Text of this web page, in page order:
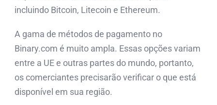
incluindo Bitcoin, Litecoin e Ethereum.
A gama de métodos de pagamento no
Binary.com é muito ampla. Essas opções variam
entre a UE e outras partes do mundo, portanto,
os comerciantes precisarão verificar o que está
disponível em sua região.